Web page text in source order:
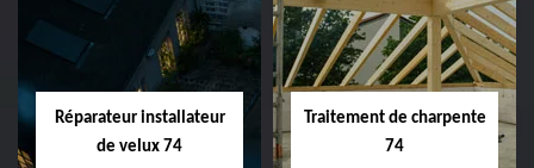
Réparateur installateur
de velux 74
Traitement de charpente
74